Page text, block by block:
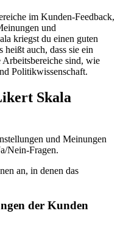
im Kunden-Feedback,
und
kriegst du einen guten
auch, dass sie ein
sind, wie
Politikwissenschaft.
Skala
und Meinungen
Nein-Fragen.
an, in denen das
der Kunden